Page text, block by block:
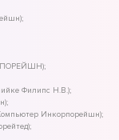
Филипс Н.В.);
Компьютер Инкорпорейшн);